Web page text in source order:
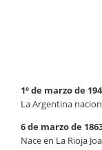
1º de marzo de
La Argentina
6 de marzo de
Nace en La Rioja